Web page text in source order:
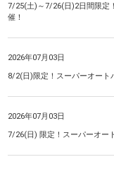
7/25(土)～7/26(日)2日間限定
催！
2026年07月03日
8/2(日)限定！スーパーオー
2026年07月03日
7/26(日) 限定！スーパーオー